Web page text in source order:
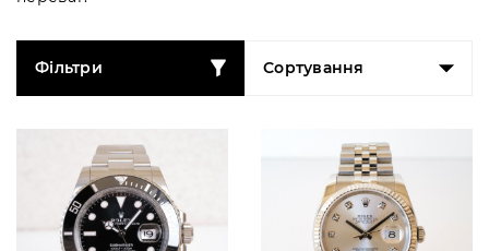
Фільтри Сортування